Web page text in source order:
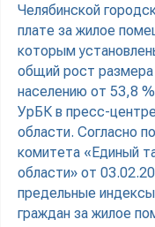
Челябинской
плате за жилое
которым
общий рост размера
населению от 53,8
УрБК в пресс-
области. Согласно
комитета «Единый
области» от
предельные
граждан за жилое